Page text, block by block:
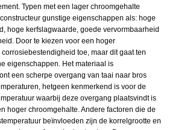
Typen met een lager chroomgehalte
gunstige eigenschappen als: hoge
hoge kerfslagwaarde, goede vervormbaarheid
Door te kiezen voor een hoger
toe, maar dit gaat ten
eigenschappen. Het materiaal is
een scherpe overgang van taai naar bros
hetgeen kenmerkend is voor de
waarbij deze overgang plaatsvindt is
hoger chroomgehalte. Andere factoren die de
beïnvloeden zijn de korrelgrootte en